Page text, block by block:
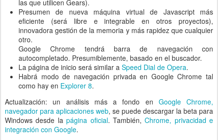
las que utilicen Gears).
Presumen de nueva máquina virtual de Javascript más
eficiente (será libre e integrable en otros proyectos),
innovadora gestión de la memoria y más rapidez que cualquier
otro.
Google Chrome tendrá barra de navegación con
autocompletado. Presumiblemente, basado en el buscador.
La página de inicio será similar a Speed Dial de Opera.
Habrá modo de navegación privada en Google Chrome tal
como hay en Explorer 8.
Actualización: un análisis más a fondo en Google Chrome,
navegador para aplicaciones web, se puede descargar la beta para
Windows desde lapágina oficial. También,Chrome, privacidad e
integración con Google.